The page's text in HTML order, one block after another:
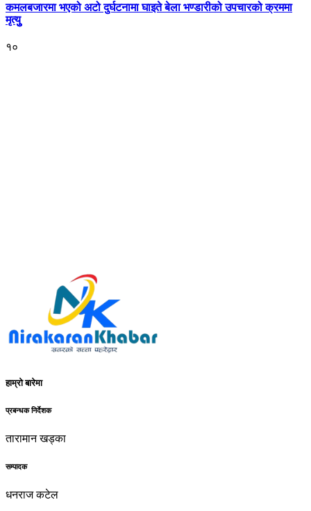
कमलबजारमा भएको अटो दुर्घटनामा घाइते बेला भण्डारीको उपचारको क्रममा
मृत्युु
१०
हाम्रो बारेमा
प्रबन्धक निर्देशक
तारामान खड्का
सम्पादक
धनराज कटेल